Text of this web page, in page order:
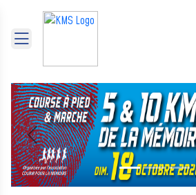
Précédent
Panneau de gestion des cookies